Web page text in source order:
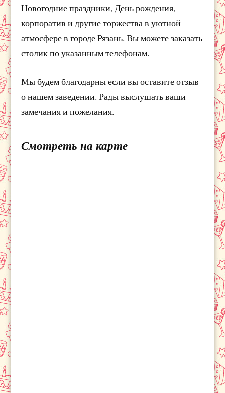
Новогодние праздники, День рождения,
корпоратив и другие торжества в уютной
атмосфере в городе Рязань. Вы можете заказать
столик по указанным телефонам.
Мы будем благодарны если вы оставите отзыв
о нашем заведении. Рады выслушать ваши
замечания и пожелания.
Смотреть на карте